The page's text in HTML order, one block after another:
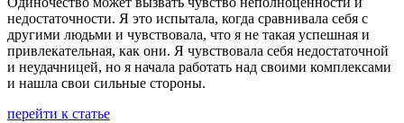
недостаточности. Я это испытала, когда сравнивала себя с
другими людьми и чувствовала, что я не такая успешная и
привлекательная, как они. Я чувствовала себя недостаточной
и неудачницей, но я начала работать над своими комплексами
и нашла свои сильные стороны.
перейти к статье